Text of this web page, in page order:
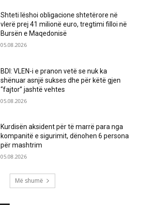
Shteti lëshoi obligacione shtetërore në
vlerë prej 41 milionë euro, tregtimi filloi në
Bursën e Maqedonisë
05.08.2026
BDI: VLEN-i e pranon vetë se nuk ka
shënuar asnjë sukses dhe për këtë gjen
“fajtor” jashtë vehtes
05.08.2026
Kurdisën aksident për të marrë para nga
kompanitë e sigurimit, dënohen 6 persona
për mashtrim
05.08.2026
Më shumë